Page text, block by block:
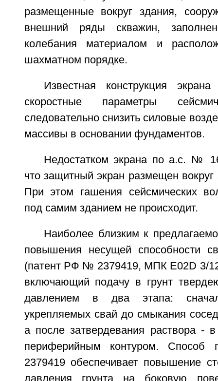
размещенные вокруг здания,
внешний ряды скважин,
колебания материалом и
шахматном порядке.
Известная конструкция
скоростные параметры
следовательно снизить силовые
массивы в основании фундаментов.
Недостатком экрана по а.с. №
что защитный экран размещен
При этом гашения сейсмических
под самим зданием не происходит.
Наиболее близким к
повышения несущей способности
(патент РФ № 2379419, МПК E02D 3/
включающий подачу в грунт
давлением в два этапа:
укрепляемых свай до смыкания
а после затвердевания раствора -
периферийным контуром.
2379419 обеспечивает повышение
давления грунта на боковую